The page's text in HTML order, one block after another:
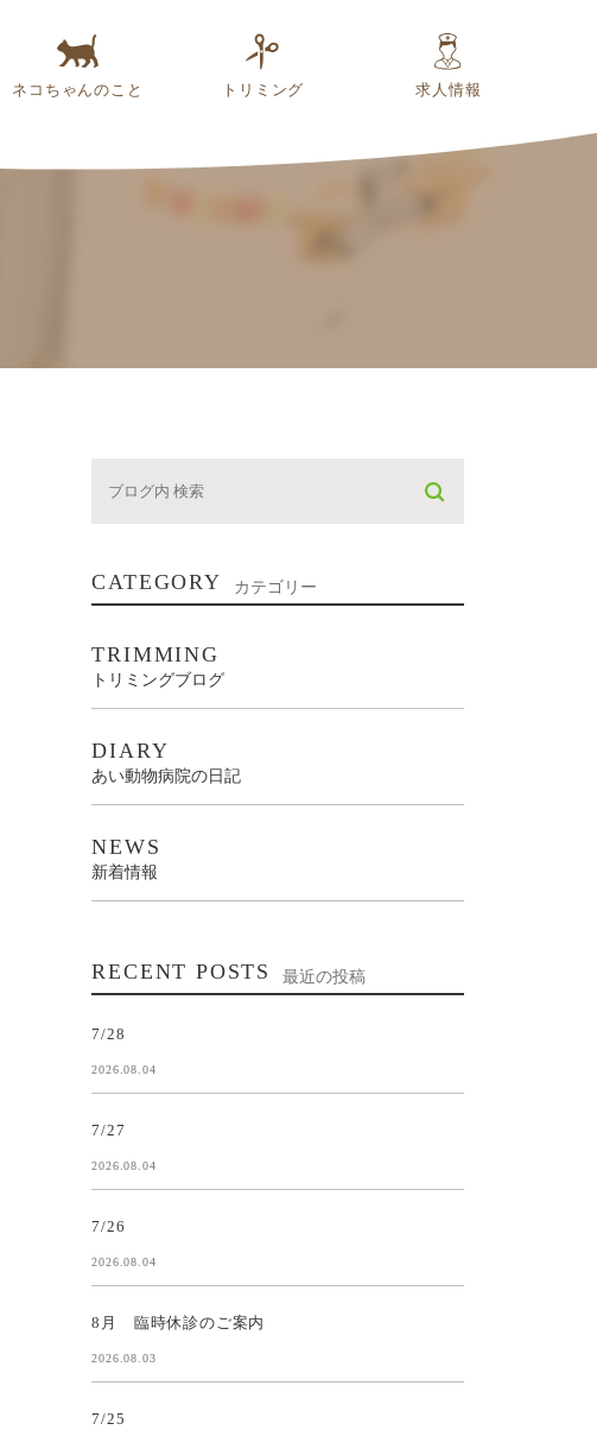
ネコちゃんのこと トリミング 求人情報
CATEGORY カテゴリー
TRIMMING
トリミングブログ
DIARY
あい動物病院の日記
NEWS
新着情報
RECENT POSTS 最近の投稿
7/28
2026.08.04
7/27
2026.08.04
7/26
2026.08.04
8月 臨時休診のご案内
2026.08.03
7/25